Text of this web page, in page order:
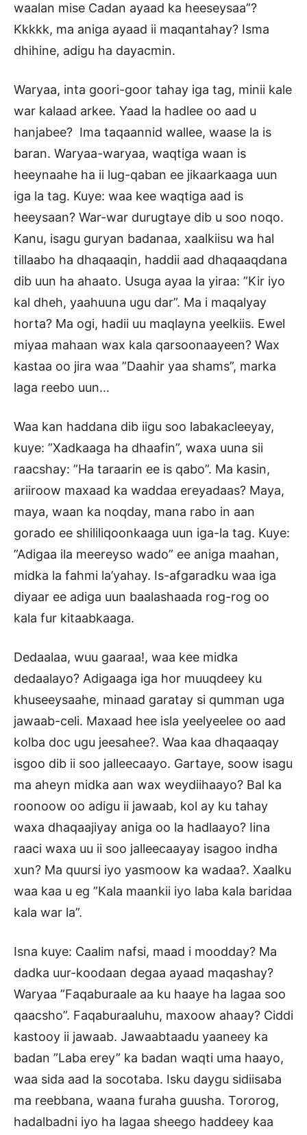
waalan mise Cadan ayaad ka heeseysaa”?
Kkkkk, ma aniga ayaad ii maqantahay? Isma
dhihine, adigu ha dayacmin.
Waryaa, inta goori-goor tahay iga tag, minii kale
war kalaad arkee. Yaad la hadlee oo aad u
hanjabee? Ima taqaannid wallee, waase la is
baran. Waryaa-waryaa, waqtiga waan is
heeynaahe ha ii lug-qaban ee jikaarkaaga uun
iga la tag. Kuye: waa kee waqtiga aad is
heeysaan? War-war durugtaye dib u soo noqo.
Kanu, isagu guryan badanaa, xaalkiisu wa hal
tillaabo ha dhaqaaqin, haddii aad dhaqaaqdana
dib uun ha ahaato. Usuga ayaa la yiraa: ”Kir iyo
kal dheh, yaahuuna ugu dar”. Ma i maqalyay
horta? Ma ogi, hadii uu maqlayna yeelkiis. Ewel
miyaa mahaan wax kala qarsoonaayeen? Wax
kastaa oo jira waa ”Daahir yaa shams”, marka
laga reebo uun…
Waa kan haddana dib iigu soo labakacleeyay,
kuye: ”Xadkaaga ha dhaafin”, waxa uuna sii
raacshay: ”Ha taraarin ee is qabo”. Ma kasin,
ariiroow maxaad ka waddaa ereyadaas? Maya,
maya, waan ka noqday, mana rabo in aan
gorado ee shililiqoonkaaga uun iga-la tag. Kuye:
”Adigaa ila meereyso wado” ee aniga maahan,
midka la fahmi la’yahay. Is-afgaradku waa iga
diyaar ee adiga uun baalashaada rog-rog oo
kala fur kitaabkaaga.
Dedaalaa, wuu gaaraa!, waa kee midka
dedaalayo? Adigaaga iga hor muuqdeey ku
khuseeysaahe, minaad garatay si qumman uga
jawaab-celi. Maxaad hee isla yeelyeelee oo aad
kolba doc ugu jeesahee?. Waa kaa dhaqaaqay
isgoo dib ii soo jalleecaayo. Gartaye, soow isagu
ma aheyn midka aan wax weydiihaayo? Bal ka
roonoow oo adigu ii jawaab, kol ay ku tahay
waxa dhaqaajiyay aniga oo la hadlaayo? Iina
raaci waxa uu ii soo jalleecaayay isagoo indha
xun? Ma quursi iyo yasmoow ka wadaa?. Xaalku
waa kaa u eg ”Kala maankii iyo laba kala baridaa
kala war la”.
Isna kuye: Caalim nafsi, maad i moodday? Ma
dadka uur-koodaan degaa ayaad maqashay?
Waryaa ”Faqaburaale aa ku haaye ha lagaa soo
qaacsho”. Faqaburaaluhu, maxoow ahaay? Ciddi
kastooy ii jawaab. Jawaabtaadu yaaneey ka
badan ”Laba erey” ka badan waqti uma haayo,
waa sida aad la socotaba. Isku daygu sidiisaba
ma reebbana, waana furaha guusha. Tororog,
hadalbadni iyo ha lagaa sheego haddeey kaa